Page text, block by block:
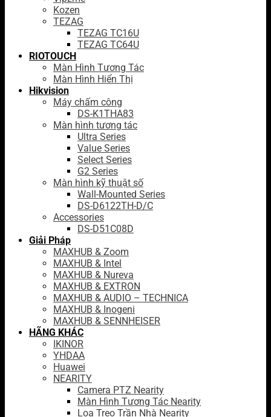
Kozen
TEZAG
TEZAG TC16U
TEZAG TC64U
RIOTOUCH
Màn Hình Tương Tác
Màn Hình Hiển Thị
Hikvision
Máy chấm công
DS-K1THA83
Màn hình tương tác
Ultra Series
Value Series
Select Series
G2 Series
Màn hình kỹ thuật số
Wall-Mounted Series
DS-D6122TH-D/C
Accessories
DS-D51C08D
Giải Pháp
MAXHUB & Zoom
MAXHUB & Intel
MAXHUB & Nureva
MAXHUB & EXTRON
MAXHUB & AUDIO – TECHNICA
MAXHUB & Inogeni
MAXHUB & SENNHEISER
HÃNG KHÁC
IKINOR
YHDAA
Huawei
NEARITY
Camera PTZ Nearity
Màn Hình Tương Tác Nearity
Loa Treo Trần Nhà Nearity